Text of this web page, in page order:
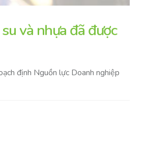
và nhựa đã được
định Nguồn lực Doanh nghiệp